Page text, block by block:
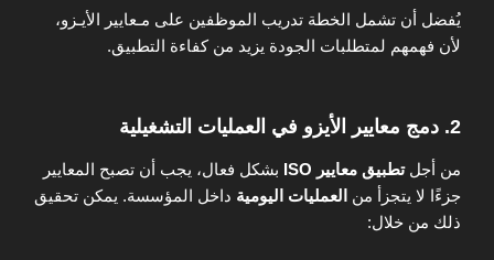
يُفضل أن تشمل الخطة تدريب الموظفين على مـعايير الأيـزو،
لأن فهمهم لمتطلبات الجودة يزيد من كفاءة التطبيق.
2. دمج معايير الأيزو في العمليات التشغيلية
من أجلتطبيق معايير ISO
بشكل فعال، يجب أن تصبح المعايير
جزءًا لا يتجزأ من العمليات اليومية داخل المؤسسة. يمكن تحقيق
ذلك من خلال: